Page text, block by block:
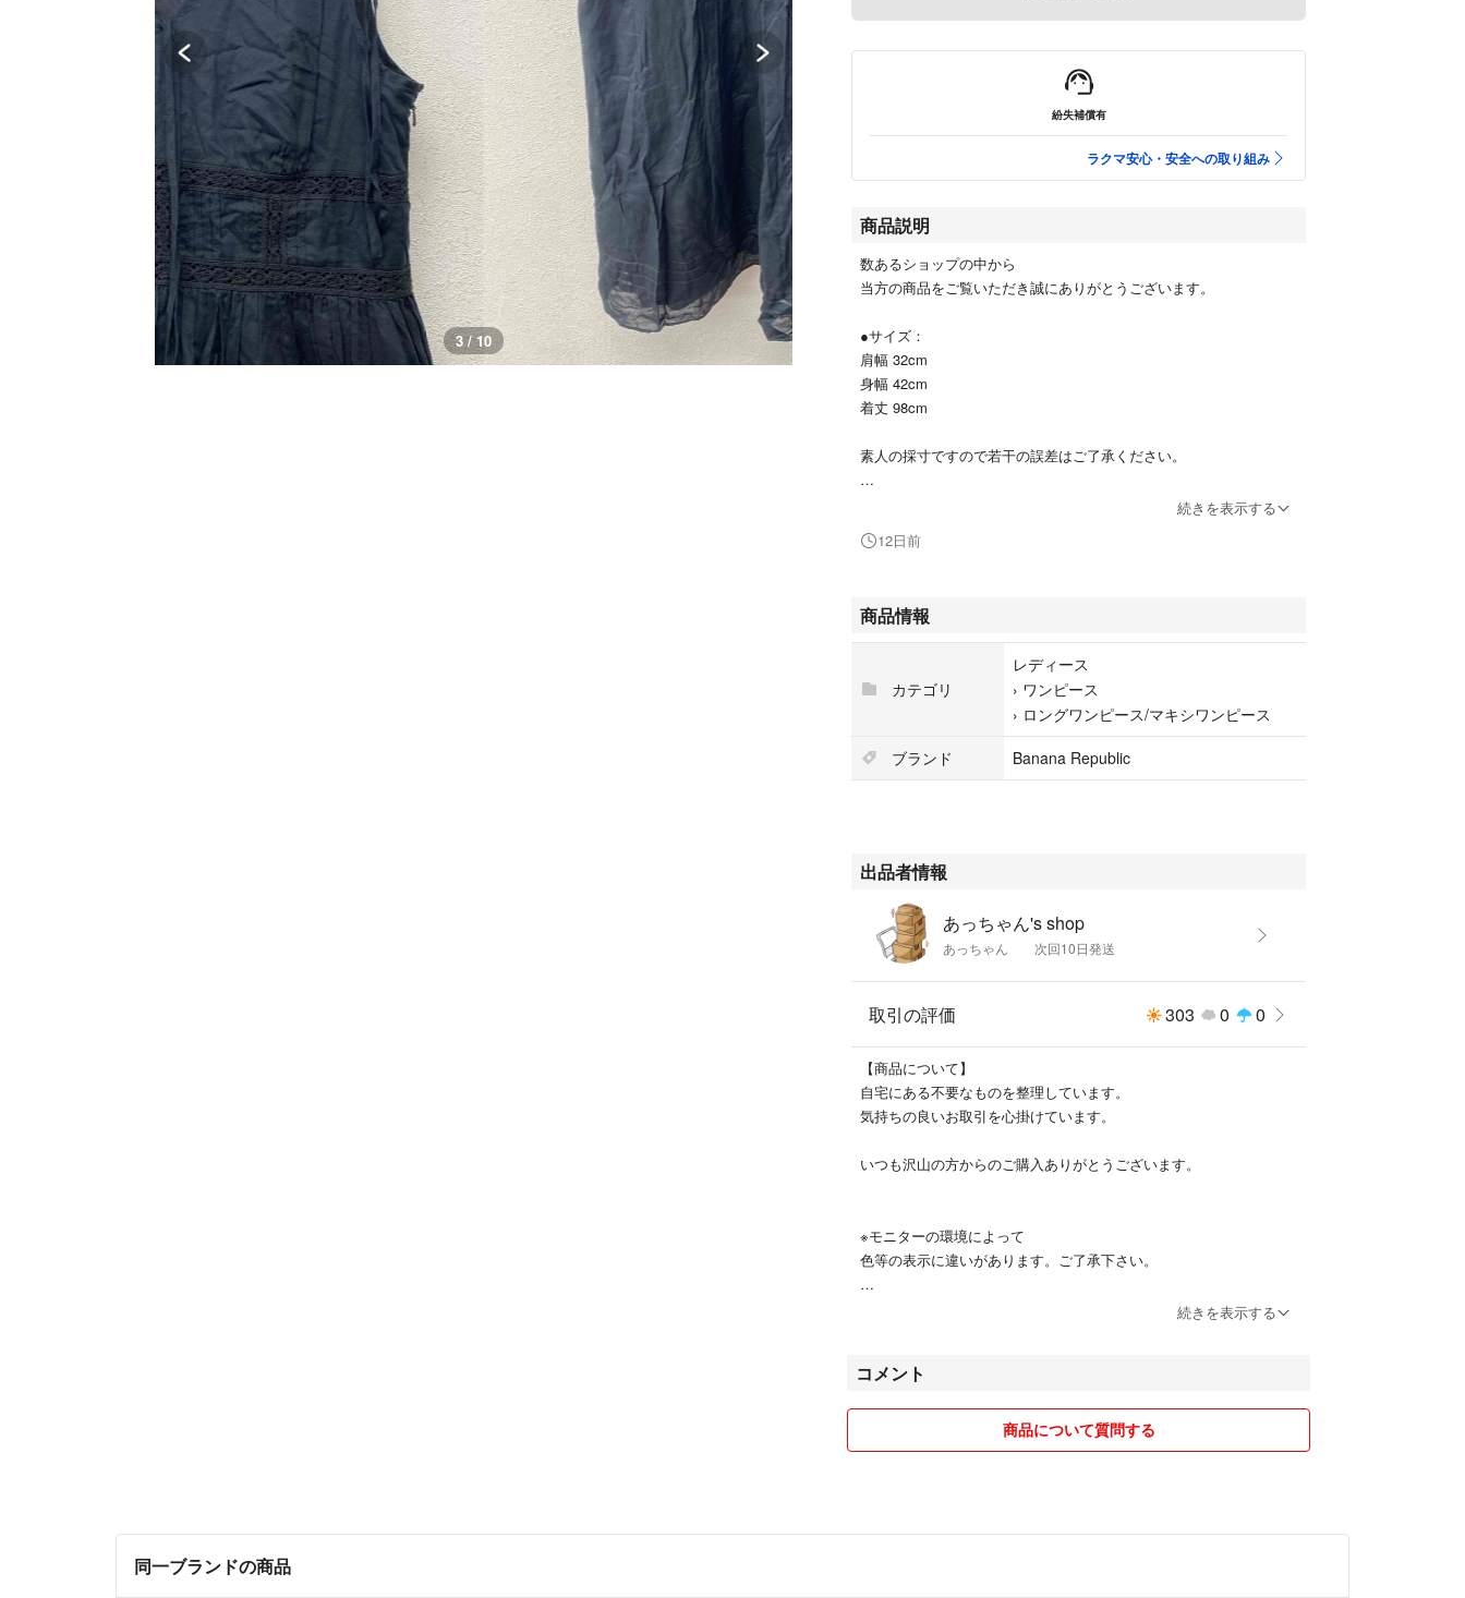
3 / 10
紛失補償有
ラクマ安心・安全への取り組み
商品説明
数あるショップの中から
当方の商品をご覧いただき誠にありがとうございます。
●サイズ：
肩幅 32cm
身幅 42cm
着丈 98cm
素人の採寸ですので若干の誤差はご了承ください。
プロフィールをご購入前にご確認ください
続きを表示する
12日前
商品情報
カテゴリ
レディース
› ワンピース
› ロングワンピース/マキシワンピース
ブランド
Banana Republic
出品者情報
あっちゃん's shop
あっちゃん 次回10日発送
取引の評価 303 0 0
【商品について】
自宅にある不要なものを整理しています。
気持ちの良いお取引を心掛けています。
いつも沢山の方からのご購入ありがとうございます。
※モニターの環境によって
色等の表示に違いがあります。ご了承下さい。
平日9：00-15：00のみとなっております。
土日祝は発送、コメント返し等行っておりません。
金曜日にご購入の方は月曜日発送です。
続きを表示する
コメント
商品について質問する
同一ブランドの商品